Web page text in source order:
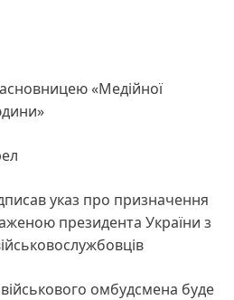
«Медійної
указ про призначення
президента України з
омбудсмена буде